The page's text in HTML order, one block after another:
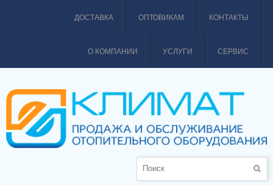
КОНТАКТЫ
ОПТОВИКАМ
ДОСТАВКА
СЕРВИС
УСЛУГИ
О КОМПАНИИ